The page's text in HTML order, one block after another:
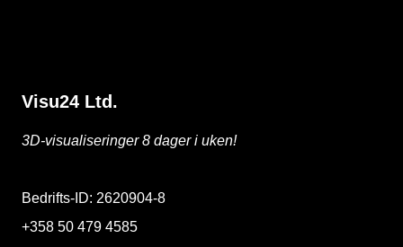
Visu24 Ltd.
3D-visualiseringer 8 dager i uken!
Bedrifts-ID: 2620904-8
+358 50 479 4585